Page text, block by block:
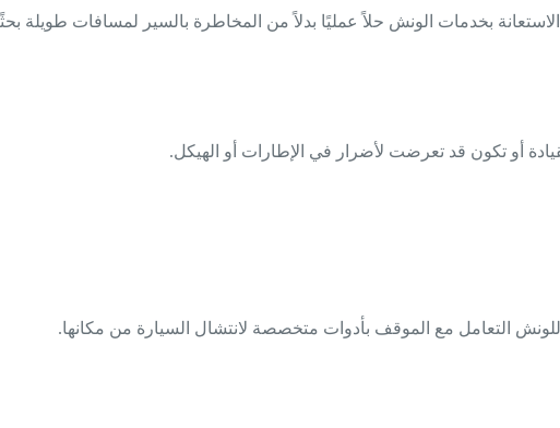
بخدمات الونش حلاً عمليًا بدلاً من المخاطرة بالسير لمسافات طويلة
أو تكون قد تعرضت لأضرار في الإطارات أو الهيكل.
التعامل مع الموقف بأدوات متخصصة لانتشال السيارة من مكانها.